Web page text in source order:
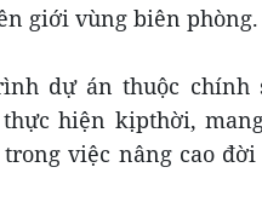
giới vùng biên phòng.
dự án thuộc chính
hiện kịpthời,
việc nâng cao đời